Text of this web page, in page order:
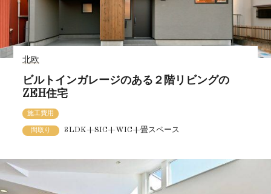
北欧
ビルトインガレージのある２階リビングの
ZEH住宅
施工費用
間取り 3LDK+SIC+WIC+畳スペース